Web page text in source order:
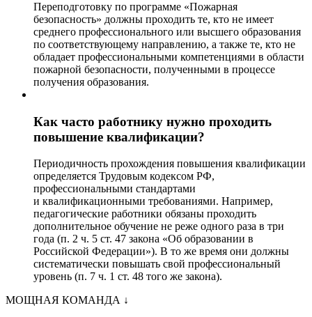
Переподготовку по программе «Пожарная
безопасность» должны проходить те, кто не имеет
среднего профессионального или высшего образования
по соответствующему направлению, а также те, кто не
обладает профессиональными компетенциями в области
пожарной безопасности, полученными в процессе
получения образования.
Как часто работнику нужно проходить
повышение квалификации?
Периодичность прохождения повышения квалификации
определяется Трудовым кодексом РФ,
профессиональными стандартами
и квалификационными требованиями. Например,
педагогические работники обязаны проходить
дополнительное обучение не реже одного раза в три
года (п. 2 ч. 5 ст. 47 закона «Об образовании в
Российской Федерации»). В то же время они должны
систематически повышать свой профессиональный
уровень (п. 7 ч. 1 ст. 48 того же закона).
МОЩНАЯ КОМАНДА ↓